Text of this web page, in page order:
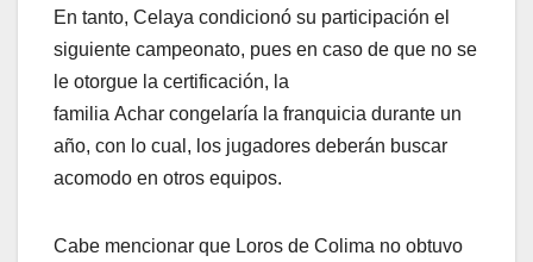
En tanto, Celaya condicionó su participación el
siguiente campeonato, pues en caso de que no se
le otorgue la certificación, la
familia Achar congelaría la franquicia durante un
año, con lo cual, los jugadores deberán buscar
acomodo en otros equipos.
Cabe mencionar que Loros de Colima no obtuvo